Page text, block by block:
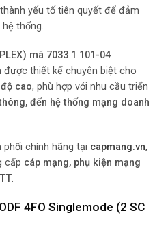
yếu tố tiên quyết để đảm
thống.
mã 7033 1 101-04
được thiết kế chuyên biệt cho
cao, phù hợp với nhu cầu triển
đến hệ thống mạng doanh
chính hãng tại capmang.vn,
cấp cáp mạng, phụ kiện mạng
.
4FO Singlemode (2 SC